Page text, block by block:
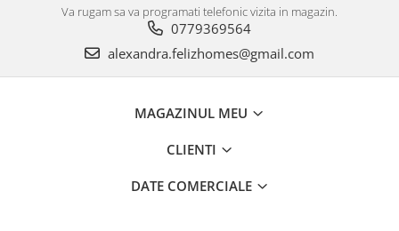
Va rugam sa va programati telefonic vizita in magazin.
0779369564
alexandra.felizhomes@gmail.com
MAGAZINUL MEU
CLIENTI
DATE COMERCIALE